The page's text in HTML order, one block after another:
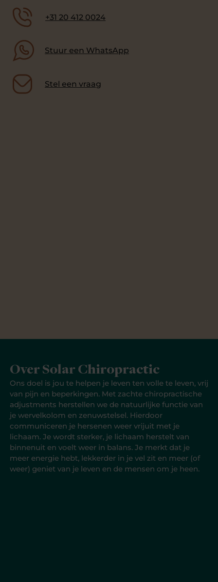
+31 20 412 0024
Stuur een WhatsApp
Stel een vraag
Over Solar Chiropractic
Ons doel is jou te helpen je leven ten volle te leven, vrij
van pijn en beperkingen. Met zachte chiropractische
adjustments herstellen we de natuurlijke functie van
je wervelkolom en zenuwstelsel. Hierdoor
communiceren je hersenen weer vrijuit met je
lichaam. Je wordt sterker, je lichaam herstelt van
binnenuit en voelt weer in balans. Je merkt dat je
meer energie hebt, lekkerder in je vel zit en meer (of
weer) geniet van je leven en de mensen om je heen.